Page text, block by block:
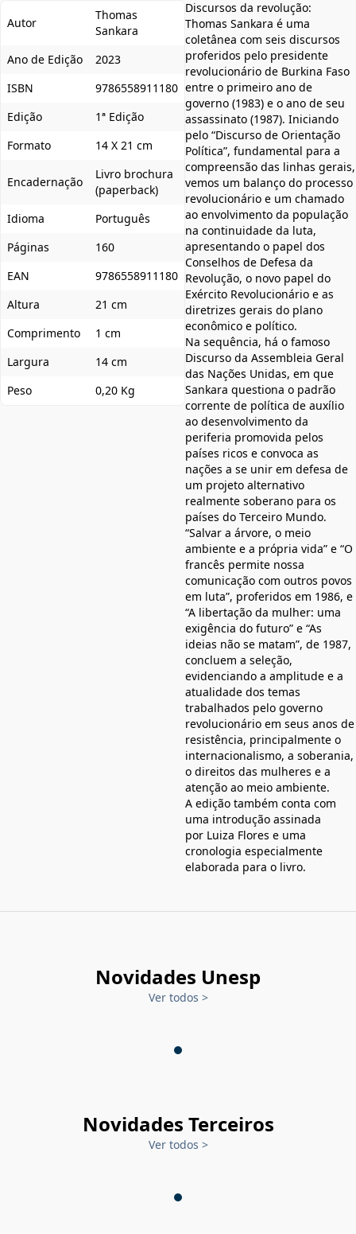
Autor
Thomas
Sankara
Ano de Edição
2023
ISBN
9786558911180
Edição
1ª Edição
Formato
14 X 21 cm
Encadernação
Livro brochura
(paperback)
Idioma
Português
Páginas
160
EAN
9786558911180
Altura
21 cm
Comprimento
1 cm
Largura
14 cm
Peso
0,20 Kg
Discursos da revolução:
Thomas Sankara é uma
coletânea com seis discursos
proferidos pelo presidente
revolucionário de Burkina Faso
entre o primeiro ano de
governo (1983) e o ano de seu
assassinato (1987). Iniciando
pelo “Discurso de Orientação
Política”, fundamental para a
compreensão das linhas gerais,
vemos um balanço do processo
revolucionário e um chamado
ao envolvimento da população
na continuidade da luta,
apresentando o papel dos
Conselhos de Defesa da
Revolução, o novo papel do
Exército Revolucionário e as
diretrizes gerais do plano
econômico e político.
Na sequência, há o famoso
Discurso da Assembleia Geral
das Nações Unidas, em que
Sankara questiona o padrão
corrente de política de auxílio
ao desenvolvimento da
periferia promovida pelos
países ricos e convoca as
nações a se unir em defesa de
um projeto alternativo
realmente soberano para os
países do Terceiro Mundo.
“Salvar a árvore, o meio
ambiente e a própria vida” e “O
francês permite nossa
comunicação com outros povos
em luta”, proferidos em 1986, e
“A libertação da mulher: uma
exigência do futuro” e “As
ideias não se matam”, de 1987,
concluem a seleção,
evidenciando a amplitude e a
atualidade dos temas
trabalhados pelo governo
revolucionário em seus anos de
resistência, principalmente o
internacionalismo, a soberania,
o direitos das mulheres e a
atenção ao meio ambiente.
A edição também conta com
uma introdução assinada
por Luiza Flores e uma
cronologia especialmente
elaborada para o livro.
Novidades Unesp
Ver todos >
Novidades Terceiros
Ver todos >